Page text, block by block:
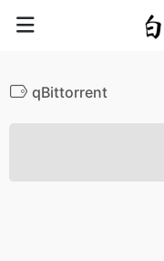
qBittorrent